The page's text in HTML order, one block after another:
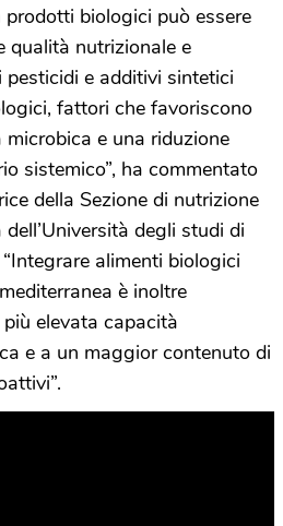
biologici può essere
qualità nutrizionale e
pesticidi e additivi sintetici
fattori che favoriscono
e una riduzione
sistemico”, ha commentato
della Sezione di nutrizione
degli studi di
alimenti biologici
è inoltre
elevata capacità
e a un maggior contenuto di